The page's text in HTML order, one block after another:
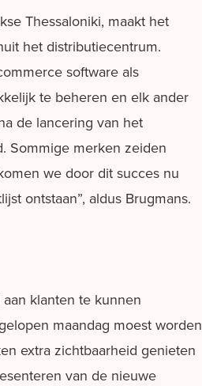
Thessaloniki, maakt het
het distributiecentrum.
software als
te beheren en elk ander
de lancering van het
Sommige merken zeiden
we door dit succes nu
ontstaan”, aldus Brugmans.
klanten te kunnen
maandag moest worden
extra zichtbaarheid genieten
van de nieuwe